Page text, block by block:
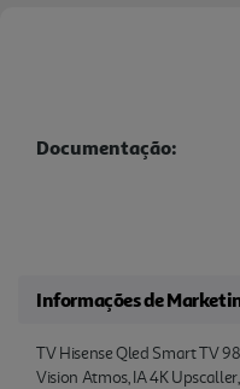
Documentação:
Informações de
TV Hisense Qled Smart TV
Vision Atmos, IA 4K